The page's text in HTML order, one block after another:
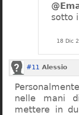
sotto
18 Dic
#11 Alessio
nelle mani
mettere in